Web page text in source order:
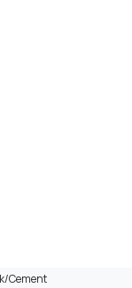
Cement